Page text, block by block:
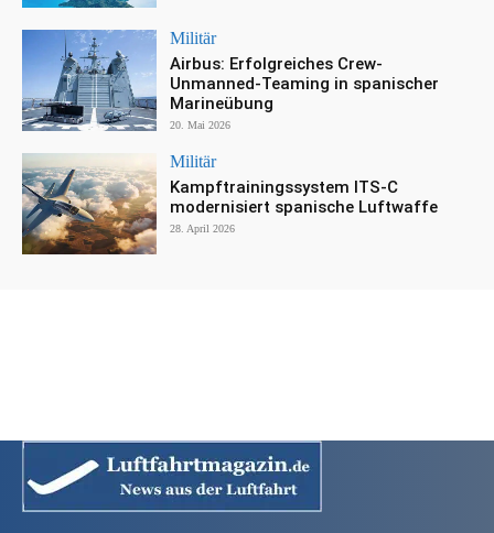
Militär
Airbus: Erfolgreiches Crew-
Unmanned-Teaming in spanischer
Marineübung
20. Mai 2026
Militär
Kampftrainingssystem ITS-C
modernisiert spanische Luftwaffe
28. April 2026